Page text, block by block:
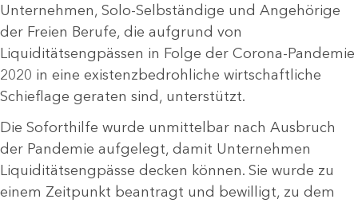
Unternehmen, Solo-Selbständige und Angehörige
der Freien Berufe, die aufgrund von
Liquiditätsengpässen in Folge der Corona-Pandemie
2020 in eine existenzbedrohliche wirtschaftliche
Schieflage geraten sind, unterstützt.
Die Soforthilfe wurde unmittelbar nach Ausbruch
der Pandemie aufgelegt, damit Unternehmen
Liquiditätsengpässe decken können. Sie wurde zu
einem Zeitpunkt beantragt und bewilligt, zu dem